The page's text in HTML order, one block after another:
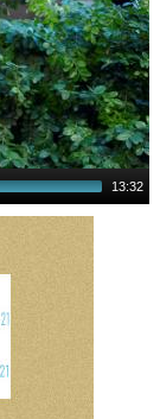
13:32